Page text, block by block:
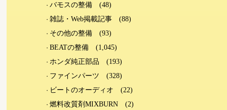
バモスの整備
(48)
雑誌・Web掲載記事
(88)
その他の整備
(93)
BEATの整備
(1,045)
ホンダ純正部品
(193)
ファインパーツ
(328)
ビートのオーディオ
(22)
燃料改質剤MIXBURN
(2)